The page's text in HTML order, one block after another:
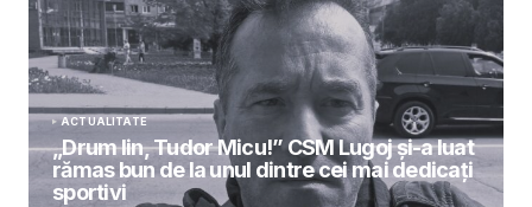
ACTUALITATE
„Drum lin, Tudor Micu!” CSM Lugoj și-a luat
rămas bun de la unul dintre cei mai dedicați
sportivi